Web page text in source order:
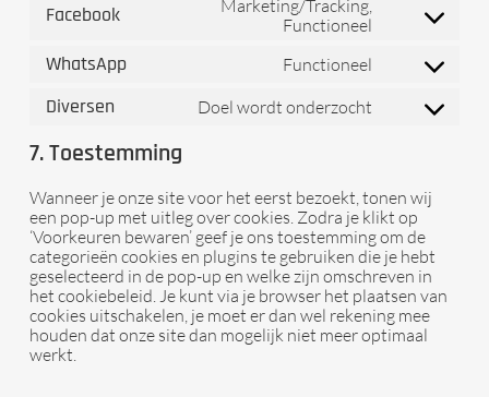
youtube
Facebook
Marketing/Tracking,
Functioneel
Consent
service
WhatsApp Functioneel
Consent
service
Diversen Doel wordt onderzocht
Consent
7. Toestemming
Wanneer je onze site voor het eerst bezoekt, tonen wij
een pop-up met uitleg over cookies. Zodra je klikt op
‘Voorkeuren bewaren’ geef je ons toestemming om de
categorieën cookies en plugins te gebruiken die je hebt
geselecteerd in de pop-up en welke zijn omschreven in
het cookiebeleid. Je kunt via je browser het plaatsen van
cookies uitschakelen, je moet er dan wel rekening mee
houden dat onze site dan mogelijk niet meer optimaal
werkt.